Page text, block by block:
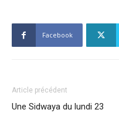
Facebook
Article précédent
Une Sidwaya du lundi 23